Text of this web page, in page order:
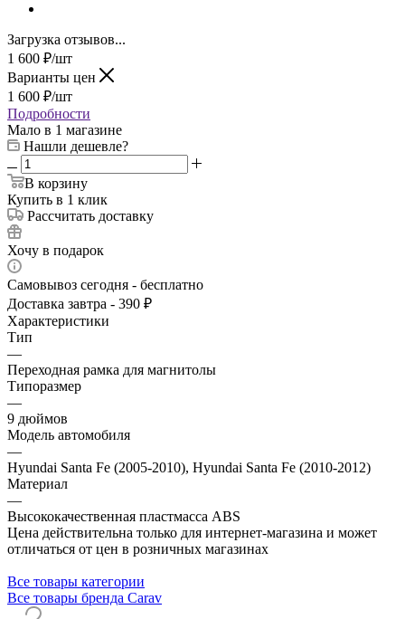
Загрузка отзывов...
1 600 ₽/шт
Варианты цен
1 600 ₽/шт
Подробности
Мало в 1 магазине
Нашли дешевле?
В корзину
Купить в 1 клик
Рассчитать доставку
Хочу в подарок
Самовывоз сегодня - бесплатно
Доставка завтра - 390 ₽
Характеристики
Тип
—
Переходная рамка для магнитолы
Типоразмер
—
9 дюймов
Модель автомобиля
—
Hyundai Santa Fe (2005-2010), Hyundai Santa Fe (2010-2012)
Материал
—
Высококачественная пластмасса ABS
Цена действительна только для интернет-магазина и может
отличаться от цен в розничных магазинах
Все товары категории
Все товары бренда Carav